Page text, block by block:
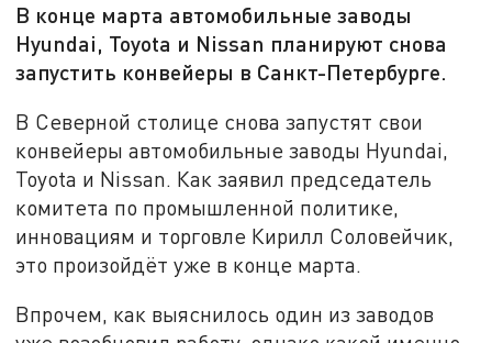
В конце марта автомобильные заводы
Hyundai, Toyota и Nissan планируют снова
запустить конвейеры в Санкт-Петербурге.
В Северной столице снова запустят свои
конвейеры автомобильные заводы Hyundai,
Toyota и Nissan. Как заявил председатель
комитета по промышленной политике,
инновациям и торговле Кирилл Соловейчик,
это произойдёт уже в конце марта.
Впрочем, как выяснилось один из заводов